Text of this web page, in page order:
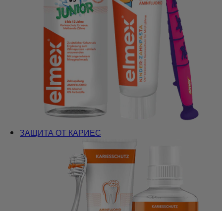
ЗАЩИТА ОТ КАРИЕС